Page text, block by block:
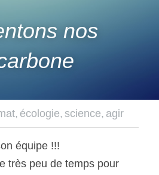
nos
écologie, science, agir
équipe !!!
très peu de temps pour